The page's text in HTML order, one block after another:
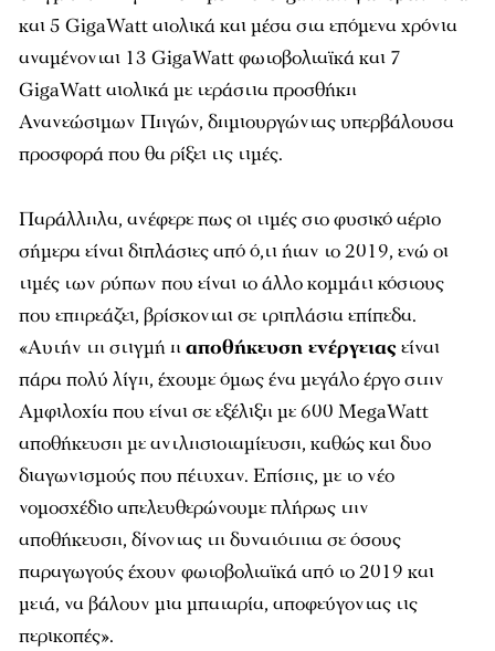
και 5 GigaWatt αιολικά και μέσα στα επόμενα χρόνια
αναμένονται 13 GigaWatt φωτοβολταϊκά και 7
GigaWatt αιολικά με τεράστια προσθήκη
Ανανεώσιμων Πηγών, δημιουργώντας υπερβάλουσα
προσφορά που θα ρίξει τις τιμές.
Παράλληλα, ανέφερε πως οι τιμές στο φυσικό αέριο
σήμερα είναι διπλάσιες από ό,τι ήταν το 2019, ενώ οι
τιμές των ρύπων που είναι το άλλο κομμάτι κόστους
που επηρεάζει, βρίσκονται σε τριπλάσια επίπεδα.
«Αυτήν τη στιγμή ηαποθήκευση ενέργειαςείναι
πάρα πολύ λίγη, έχουμε όμως ένα μεγάλο έργο στην
Αμφιλοχία που είναι σε εξέλιξη με 600 MegaWatt
αποθήκευση με αντλησιοταμίευση, καθώς και δυο
διαγωνισμούς που πέτυχαν. Επίσης, με το νέο
νομοσχέδιο απελευθερώνουμε πλήρως την
αποθήκευση, δίνοντας τη δυνατότητα σε όσους
παραγωγούς έχουν φωτοβολταϊκά από το 2019 και
μετά, να βάλουν μια μπαταρία, αποφεύγοντας τις
περικοπές».